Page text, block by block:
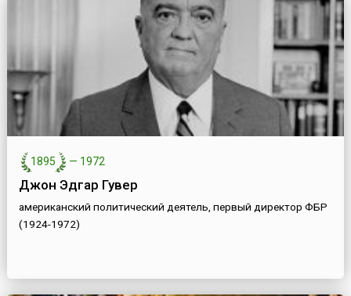
1895 — 1972
Джон Эдгар Гувер
американский политический деятель, первый директор ФБР
(1924-1972)